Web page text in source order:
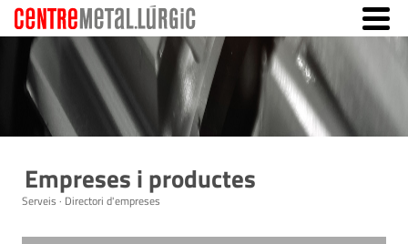
Empreses i productes
Serveis · Directori d'empreses